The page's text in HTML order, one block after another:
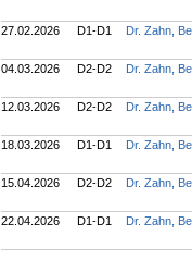
27.02.2026 D1-D1 Dr. Zahn,
04.03.2026 D2-D2 Dr. Zahn,
12.03.2026 D2-D2 Dr. Zahn,
18.03.2026 D1-D1 Dr. Zahn,
15.04.2026 D2-D2 Dr. Zahn,
22.04.2026 D1-D1 Dr. Zahn,